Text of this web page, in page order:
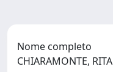
Nome completo
CHIARAMONTE, RITA